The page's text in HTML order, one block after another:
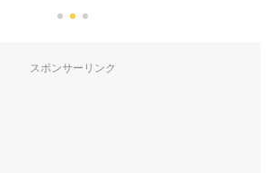
スポンサーリンク